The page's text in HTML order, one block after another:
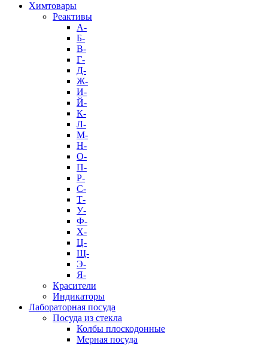
Химтовары
Реактивы
А-
Б-
В-
Г-
Д-
Ж-
И-
Й-
К-
Л-
М-
Н-
О-
П-
Р-
С-
Т-
У-
Ф-
Х-
Ц-
Щ-
Э-
Я-
Красители
Индикаторы
Лабораторная посуда
Посуда из стекла
Колбы плоскодонные
Мерная посуда